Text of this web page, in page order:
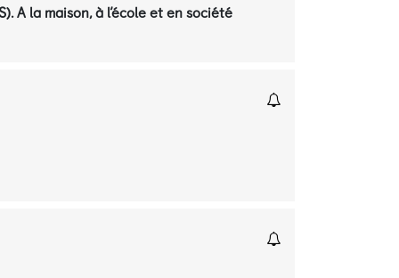
la maison, à l’école et en société